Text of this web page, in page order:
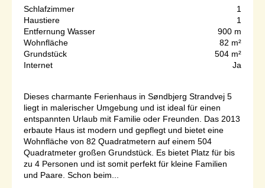
Schlafzimmer
1
Haustiere
1
Entfernung Wasser
900 m
Wohnfläche
82 m²
Grundstück
504 m²
Internet
Ja
Dieses charmante Ferienhaus in Søndbjerg Strandvej 5
liegt in malerischer Umgebung und ist ideal für einen
entspannten Urlaub mit Familie oder Freunden. Das 2013
erbaute Haus ist modern und gepflegt und bietet eine
Wohnfläche von 82 Quadratmetern auf einem 504
Quadratmeter großen Grundstück. Es bietet Platz für bis
zu 4 Personen und ist somit perfekt für kleine Familien
und Paare. Schon beim...